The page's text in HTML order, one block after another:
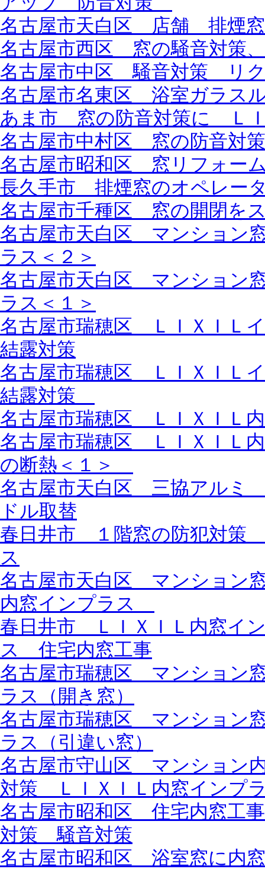
名古屋市天白区 店舗 排煙
名古屋市西区 窓の騒音対策
名古屋市中区 騒音対策 リ
名古屋市名東区 浴室ガラス
あま市 窓の防音対策に Ｌ
名古屋市中村区 窓の防音対
名古屋市昭和区 窓リフォー
長久手市 排煙窓のオペレー
名古屋市千種区 窓の開閉を
名古屋市天白区 マンション
ラス＜２＞
名古屋市天白区 マンション
ラス＜１＞
名古屋市瑞穂区 ＬＩＸＩ
結露対策
名古屋市瑞穂区 ＬＩＸＩ
結露対策
名古屋市瑞穂区 ＬＩＸＩ
名古屋市瑞穂区 ＬＩＸＩＬ
の断熱＜１＞
名古屋市天白区 三協アルミ
ドル取替
春日井市 １階窓の防犯対策
ス
名古屋市天白区 マンション
内窓インプラス
春日井市 ＬＩＸＩＬ内窓イ
ス 住宅内窓工事
名古屋市瑞穂区 マンション
ラス（開き窓）
名古屋市瑞穂区 マンション
ラス（引違い窓）
名古屋市守山区 マンション
対策 ＬＩＸＩＬ内窓インプ
名古屋市昭和区 住宅内窓工
対策 騒音対策
名古屋市昭和区 浴室窓に内